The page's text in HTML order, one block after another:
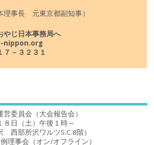
事長 元東京都副知事）
じ日本事務局へ
nippon.org
７－３２３１
委員会（大会報告会）
８日（土）午後１時～
西部所沢ワルツS.C.8階）
理事会（オン/オフライン）